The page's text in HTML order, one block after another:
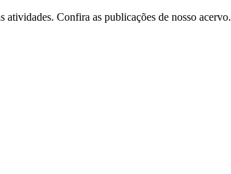
atividades. Confira as publicações de nosso acervo.